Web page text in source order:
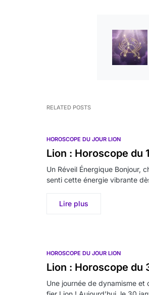
RELATED POSTS
HOROSCOPE DU JOUR LION
Lion : Horoscope du
Un Réveil Énergique Bonjour,
senti cette énergie vibrante
Lire plus
HOROSCOPE DU JOUR LION
Lion : Horoscope du
Une journée de dynamisme et